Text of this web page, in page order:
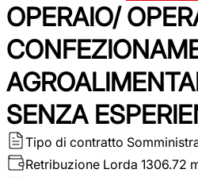
OPERAIO/
SENZA
Tipo di contratto
Retribuzione Lorda 1306.72